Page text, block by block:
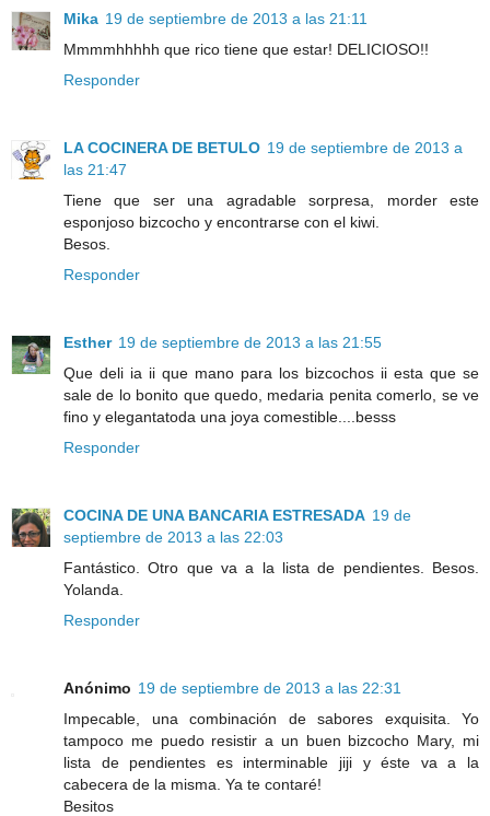
Mika 19 de septiembre de 2013 a las 21:11
Mmmmhhhhh que rico tiene que estar! DELICIOSO!!
Responder
LA COCINERA DE BETULO 19 de septiembre de 2013 a
las 21:47
Tiene que ser una agradable sorpresa, morder este
esponjoso bizcocho y encontrarse con el kiwi.
Besos.
Responder
Esther 19 de septiembre de 2013 a las 21:55
Que deli ia ii que mano para los bizcochos ii esta que se
sale de lo bonito que quedo, medaria penita comerlo, se ve
fino y elegantatoda una joya comestible....besss
Responder
COCINA DE UNA BANCARIA ESTRESADA 19 de
septiembre de 2013 a las 22:03
Fantástico. Otro que va a la lista de pendientes. Besos.
Yolanda.
Responder
Anónimo 19 de septiembre de 2013 a las 22:31
Impecable, una combinación de sabores exquisita. Yo
tampoco me puedo resistir a un buen bizcocho Mary, mi
lista de pendientes es interminable jiji y éste va a la
cabecera de la misma. Ya te contaré!
Besitos